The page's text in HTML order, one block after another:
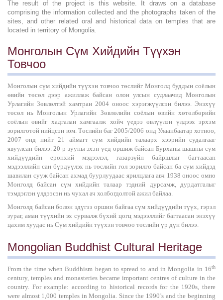
The result of the project is this website. It draws on a database
comprising the information collected and the photographs taken of the
sites, and other related oral and historical data on temples that are
located in territory of Mongolia.
Монголын Сүм Хийдийн Түүхэн
Товчоо
Монголын сүм хийдийн түүхэн товчоо төслийг Монголд буддын соёлын
өвийн төсөл дээр ажиллаж байсан олон улсын судлаачид Монголын
Урлагийн Зөвлөлтэй хамтран 2004 оноос хэрэгжүүлсэн билээ. Энэхүү
төсөл нь Монголын Урлагийн Зөвлөлийн соёлын өвийн хөтөлбөрийн
соёлын өвийг хадгалан хамгаалж хойч үедээ өвлүүлэн үлдээх эрхэм
зорилготой нийцсэн юм. Төслийн баг 2005/2006 онд Улаанбаатар хотноо,
2007 онд нийт 21 аймагт сүм хийдийн талаарх хээрийн судалгааг
явуулсан билээ. 20-р зууны эхэн үед оршиж байсан Бурханы шашны сүм
хийдүүдийн ерөнхий мэдээлэл, газарзүйн байршлыг багтаасан
мэдээллийн сан бүрдүүлэх нь төслийн гол зорилго байсан ба сүм хийдэд
шавилан сууж байсан ахмад буурлуудаас ярилцлага авч 1938 оноос өмнө
Монголд байсан сүм хийдийн талаар тэдний дурсамж, дурдатгалыг
тэмдэглэн үлдээсэн нь чухал ач холбогдолтой ажил байлаа.
Монголд байсан болон эдүгээ оршин байгаа сүм хийдүүдийн түүх, гэрэл
зураг, аман түүхийн эх сурвалж бүхий цогц мэдээллийг багтаасан энэхүү
цахим хуудас нь Сүм хийдийн түүхэн товчоо төслийн үр дүн билээ.
Mongolian Buddhist Cultural Heritage
From the time when Buddhism began to spread to and in Mongolia in 16th
century, temples and monasteries became important centres of culture in the
country. For example: according to historical records for the 1920s, there
were almost 1,000 temples in Mongolia. Since the 1990’s and the beginning